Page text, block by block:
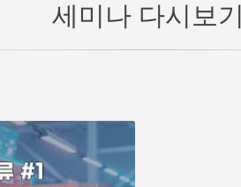
세미나 다시보기